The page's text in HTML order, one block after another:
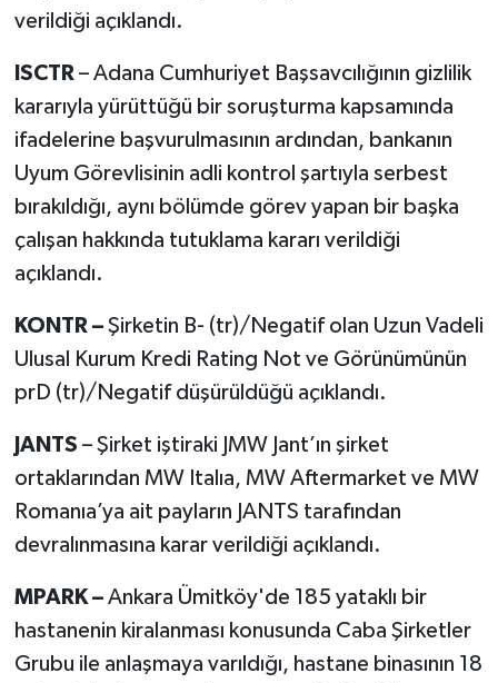
verildiği açıklandı.
ISCTR – Adana Cumhuriyet Başsavcılığının gizlilik
kararıyla yürüttüğü bir soruşturma kapsamında
ifadelerine başvurulmasının ardından, bankanın
Uyum Görevlisinin adli kontrol şartıyla serbest
bırakıldığı, aynı bölümde görev yapan bir başka
çalışan hakkında tutuklama kararı verildiği
açıklandı.
KONTR – Şirketin B- (tr)/Negatif olan Uzun Vadeli
Ulusal Kurum Kredi Rating Not ve Görünümünün
prD (tr)/Negatif düşürüldüğü açıklandı.
JANTS – Şirket iştiraki JMW Jant’ın şirket
ortaklarından MW Italıa, MW Aftermarket ve MW
Romanıa’ya ait payların JANTS tarafından
devralınmasına karar verildiği açıklandı.
MPARK – Ankara Ümitköy'de 185 yataklı bir
hastanenin kiralanması konusunda Caba Şirketler
Grubu ile anlaşmaya varıldığı, hastane binasının 18